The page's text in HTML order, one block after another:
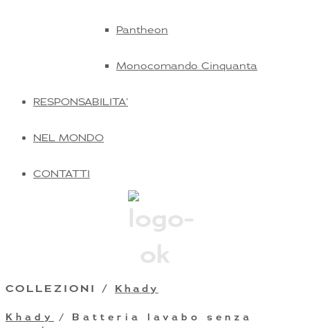
Pantheon
Monocomando Cinquanta
RESPONSABILITA’
NEL MONDO
CONTATTI
COLLEZIONI / Khady
Khady
/ Batteria lavabo senza